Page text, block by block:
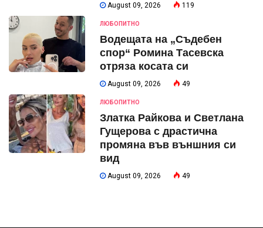
August 09, 2026 119
ЛЮБОПИТНО
Водещата на „Съдебен
спор“ Ромина Тасевска
отряза косата си
August 09, 2026 49
ЛЮБОПИТНО
Златка Райкова и Светлана
Гущерова с драстична
промяна във външния си
вид
August 09, 2026 49